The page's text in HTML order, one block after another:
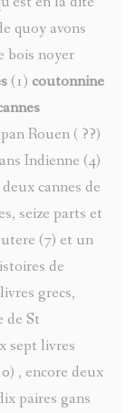
FABRIQUE
DE
quoy avons
bois noyer
(1) coutonnine
Rouen ( ??)
Indienne (4)
cannes de
seize parts et
(7) et un
de
grecs,
de St
sept livres
, encore deux
paires gans